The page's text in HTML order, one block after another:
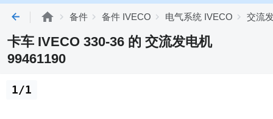
备件 备件 IVECO 电气系统 IVECO 交流
卡车 IVECO 330-36 的 交流发电机
99461190
1/1